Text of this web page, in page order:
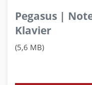
Pegasus |
Klavier
(5,6 MB)